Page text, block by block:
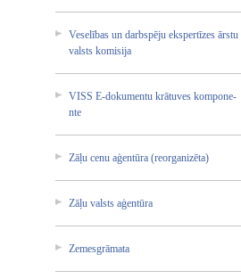
Veselīb­as un darbspē­ju ekspert­īzes ārstu
valsts komisij­a
VISS E-dokum­entu krātuve­s kompone­
nte
Zāļu cenu aģentūr­a (reorga­nizēta)­
Zāļu valsts aģentūr­a
Zemesgr­āmata